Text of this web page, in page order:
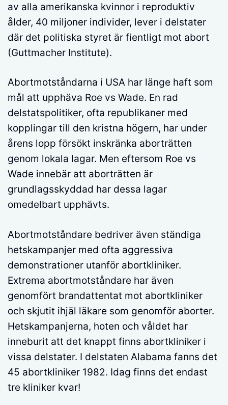
av alla amerikanska kvinnor i reproduktiv
ålder, 40 miljoner individer, lever i delstater
där det politiska styret är fientligt mot abort
(Guttmacher Institute).
Abortmotståndarna i USA har länge haft som
mål att upphäva Roe vs Wade. En rad
delstatspolitiker, ofta republikaner med
kopplingar till den kristna högern, har under
årens lopp försökt inskränka aborträtten
genom lokala lagar. Men eftersom Roe vs
Wade innebär att aborträtten är
grundlagsskyddad har dessa lagar
omedelbart upphävts.
Abortmotståndare bedriver även ständiga
hetskampanjer med ofta aggressiva
demonstrationer utanför abortkliniker.
Extrema abortmotståndare har även
genomfört brandattentat mot abortkliniker
och skjutit ihjäl läkare som genomför aborter.
Hetskampanjerna, hoten och våldet har
inneburit att det knappt finns abortkliniker i
vissa delstater. I delstaten Alabama fanns det
45 abortkliniker 1982. Idag finns det endast
tre kliniker kvar!